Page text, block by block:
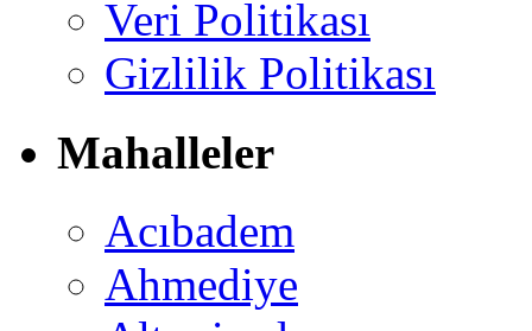
Veri Politikası
Gizlilik Politikası
Mahalleler
Acıbadem
Ahmediye